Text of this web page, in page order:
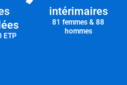
ETP
intérimaires
81 femmes & 88
hommes